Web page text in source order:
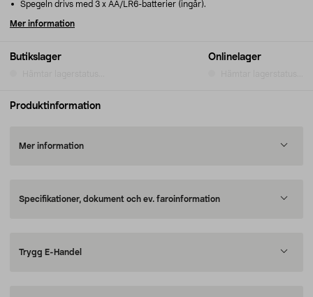
Butikslager Onlinelager
Spegeln drivs med 3 x AA/LR6-batterier (ingår).
Mer information
Produktinformation
Mer information
Specifikationer, dokument och ev. faroinformation
Trygg E-Handel